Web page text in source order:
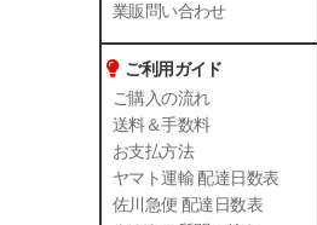
業販問い合わせ
ご利用ガイド
ご購入の流れ
送料＆手数料
お支払方法
ヤマト運輸 配達日数表
佐川急便 配達日数表